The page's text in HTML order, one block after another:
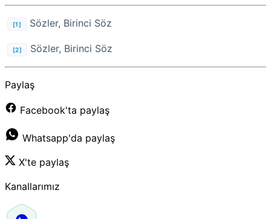
[1] Sözler, Birinci Söz
[2] Sözler, Birinci Söz
Paylaş
Facebook'ta paylaş
Whatsapp'da paylaş
X'te paylaş
Kanallarımız